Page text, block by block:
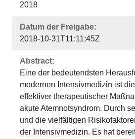
2018
Datum der Freigabe:
2018-10-31T11:11:45Z
Abstract:
Eine der bedeutendsten
modernen Intensivmedizin ist
effektiver therapeutischer
akute Atemnotsyndrom. Durch
und die vielfältigen
der Intensivmedizin. Es hat